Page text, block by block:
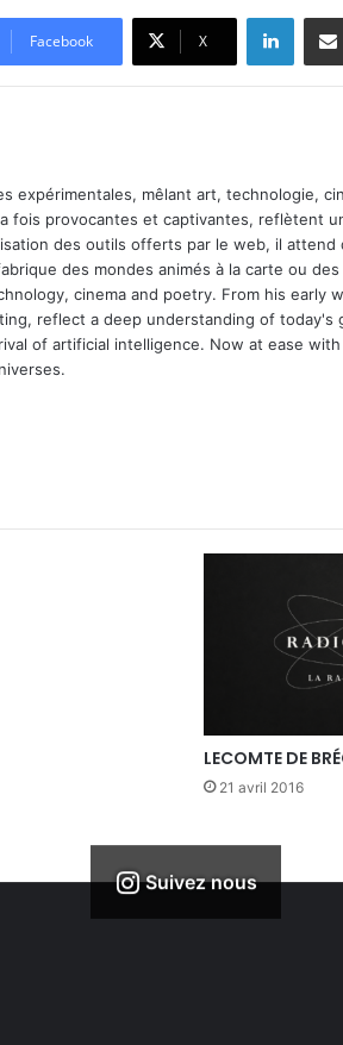
Facebook X
expérimentales, mêlant art, technologie,
fois provocantes et captivantes, reflètent
des outils offerts par le web, il attend
des mondes animés à la carte ou
cinema and poetry. From his early
reflect a deep understanding of
of artificial intelligence. Now at ease
LECOMTE DE
21 avril 2016
Suivez nous